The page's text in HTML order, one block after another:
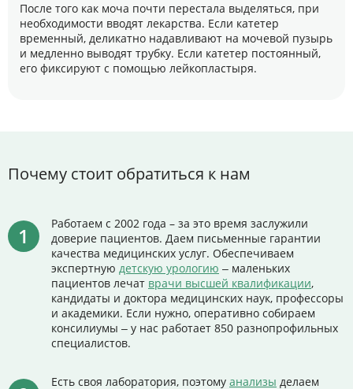
После того как моча почти перестала выделяться, при
необходимости вводят лекарства. Если катетер
временный, деликатно надавливают на мочевой пузырь
и медленно выводят трубку. Если катетер постоянный,
его фиксируют с помощью лейкопластыря.
Почему стоит обратиться к нам
Работаем с 2002 года – за это время заслужили
доверие пациентов. Даем письменные гарантии
качества медицинских услуг. Обеспечиваем
экспертную детскую урологию ‒ маленьких
пациентов лечат врачи высшей квалификации,
кандидаты и доктора медицинских наук, профессоры
и академики. Если нужно, оперативно собираем
консилиумы ‒ у нас работает 850 разнопрофильных
специалистов.
Есть своя лаборатория, поэтому анализы делаем